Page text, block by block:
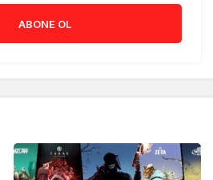
ABONE OL